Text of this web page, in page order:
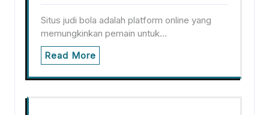
Situs judi bola adalah platform online yang
memungkinkan pemain untuk…
Read More